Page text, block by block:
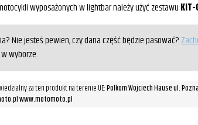
wyposażonych w lightbar należy użyć zestawu
Nie jesteś pewien, czy dana część będzie pasować?
wyborze.
za ten produkt na terenie UE:Polkom Wojciech Hause ul.
www.motomoto.pl